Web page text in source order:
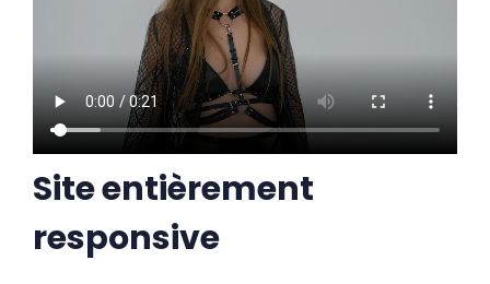
Site entièrement
responsive